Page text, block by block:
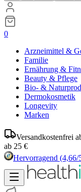
0
Arzneimittel &
Familie
Ernährung &
Beauty & Pflege
Bio- &
Dermokosmetik
Longevity
Marken
Versandkostenfrei
ab 25 €
Hervorragend (4,66/